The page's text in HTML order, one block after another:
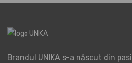
Brandul UNIKA s-a născut din